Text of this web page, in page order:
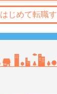
はじめて転職